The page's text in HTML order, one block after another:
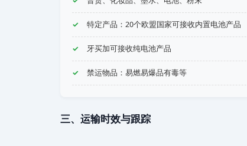
特定产品：20个欧盟国家可接收内置电池产品
‌‌‌牙买加可接收纯电池产品
禁运物品：易燃易爆品有毒等
三、运输时效与跟踪